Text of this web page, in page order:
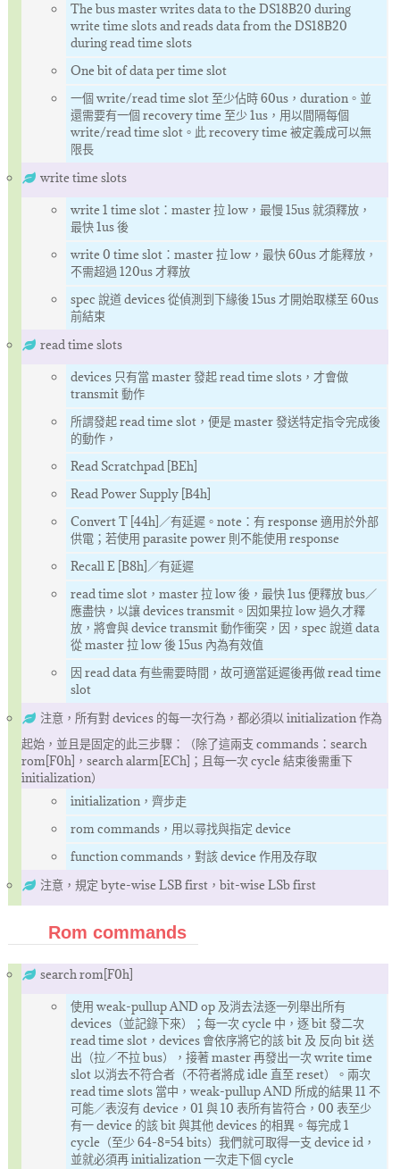
The bus master writes data to the DS18B20 during
write time slots and reads data from the DS18B20
during read time slots
One bit of data per time slot
一個 write/read time slot 至少佔時 60us，duration。並
還需要有一個 recovery time 至少 1us，用以間隔每個
write/read time slot。此 recovery time 被定義成可以無
限長
write time slots
write 1 time slot：master 拉 low，最慢 15us 就須釋放，
最快 1us 後
write 0 time slot：master 拉 low，最快 60us 才能釋放，
不需超過 120us 才釋放
spec 說道 devices 從偵測到下緣後 15us 才開始取樣至 60us
前結束
read time slots
devices 只有當 master 發起 read time slots，才會做
transmit 動作
所謂發起 read time slot，便是 master 發送特定指令完成後
的動作，
Read Scratchpad [BEh]
Read Power Supply [B4h]
Convert T [44h]／有延遲。note：有 response 適用於外部
供電；若使用 parasite power 則不能使用 response
Recall E [B8h]／有延遲
read time slot，master 拉 low 後，最快 1us 便釋放 bus／
應盡快，以讓 devices transmit。因如果拉 low 過久才釋
放，將會與 device transmit 動作衝突，因，spec 說道 data
從 master 拉 low 後 15us 內為有效值
因 read data 有些需要時間，故可適當延遲後再做 read time
slot
注意，所有對 devices 的每一次行為，都必須以 initialization 作為
起始，並且是固定的此三步驟：（除了這兩支 commands：search
rom[F0h]，search alarm[ECh]；且每一次 cycle 結束後需重下
initialization）
initialization，齊步走
rom commands，用以尋找與指定 device
function commands，對該 device 作用及存取
注意，規定 byte-wise LSB first，bit-wise LSb first
Rom commands
search rom[F0h]
使用 weak-pullup AND op 及消去法逐一列舉出所有
devices（並記錄下來）；每一次 cycle 中，逐 bit 發二次
read time slot，devices 會依序將它的該 bit 及 反向 bit 送
出（拉／不拉 bus），接著 master 再發出一次 write time
slot 以消去不符合者（不符者將成 idle 直至 reset）。兩次
read time slots 當中，weak-pullup AND 所成的結果 11 不
可能／表沒有 device，01 與 10 表所有皆符合，00 表至少
有一 device 的該 bit 與其他 devices 的相異。每完成 1
cycle（至少 64-8=54 bits）我們就可取得一支 device id，
並就必須再 initialization 一次走下個 cycle